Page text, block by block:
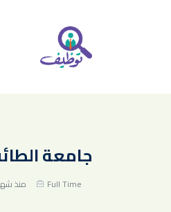
جامعة
Full Time منذ